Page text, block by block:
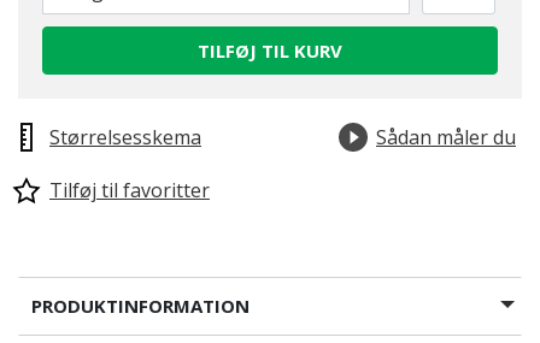
TILFØJ TIL KURV
Størrelsesskema
Sådan måler du
Tilføj til favoritter
PRODUKTINFORMATION